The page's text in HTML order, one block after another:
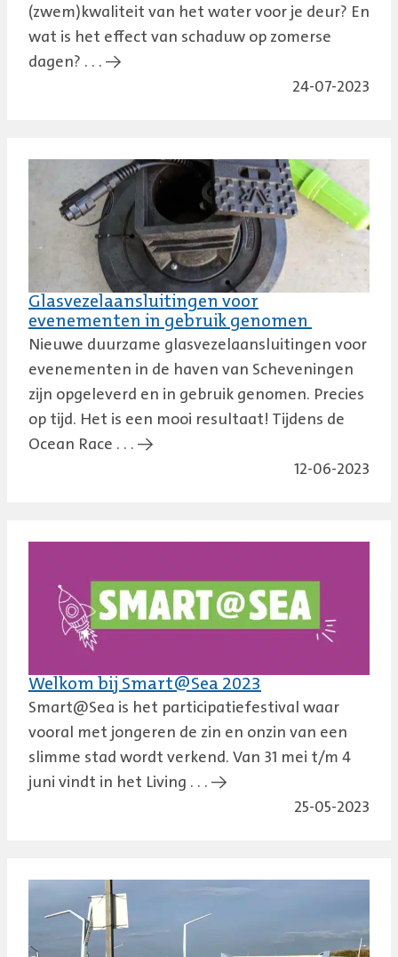
(zwem)kwaliteit van het water voor je deur? En
wat is het effect van schaduw op zomerse
dagen? . . . →
24-07-2023
Glasvezelaansluitingen voor
evenementen in gebruik genomen
Nieuwe duurzame glasvezelaansluitingen voor
evenementen in de haven van Scheveningen
zijn opgeleverd en in gebruik genomen. Precies
op tijd. Het is een mooi resultaat! Tijdens de
Ocean Race . . . →
12-06-2023
Welkom bij Smart@Sea 2023
Smart@Sea is het participatiefestival waar
vooral met jongeren de zin en onzin van een
slimme stad wordt verkend. Van 31 mei t/m 4
juni vindt in het Living . . . →
25-05-2023